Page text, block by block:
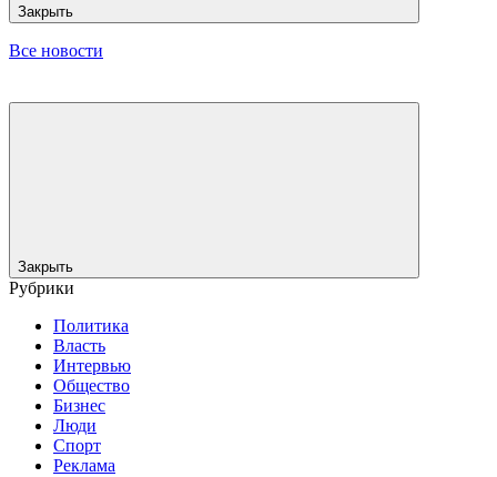
Закрыть
Все новости
Закрыть
Рубрики
Политика
Власть
Интервью
Общество
Бизнес
Люди
Спорт
Реклама